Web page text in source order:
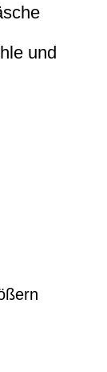
und